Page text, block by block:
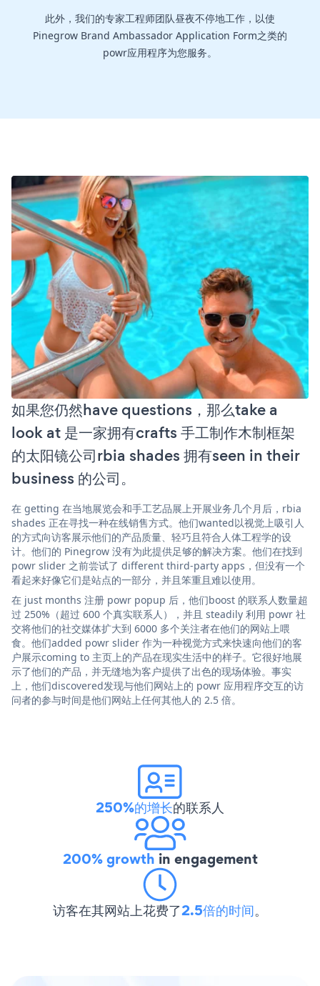
此外，我们的专家工程师团队昼夜不停地工作，以使
Pinegrow Brand Ambassador Application Form之类的
powr应用程序为您服务。
如果您仍然have questions，那么take a
look at 是一家拥有crafts 手工制作木制框架
的太阳镜公司rbia shades 拥有seen in their
business 的公司。
在 getting 在当地展览会和手工艺品展上开展业务几个月后，rbia
shades 正在寻找一种在线销售方式。他们wanted以视觉上吸引人
的方式向访客展示他们的产品质量、轻巧且符合人体工程学的设
计。他们的 Pinegrow 没有为此提供足够的解决方案。他们在找到
powr slider 之前尝试了 different third-party apps，但没有一个
看起来好像它们是站点的一部分，并且笨重且难以使用。
在 just months 注册 powr popup 后，他们boost 的联系人数量超
过 250%（超过 600 个真实联系人），并且 steadily 利用 powr 社
交将他们的社交媒体扩大到 6000 多个关注者在他们的网站上喂
食。他们added powr slider 作为一种视觉方式来快速向他们的客
户展示coming to 主页上的产品在现实生活中的样子。它很好地展
示了他们的产品，并无缝地为客户提供了出色的现场体验。事实
上，他们discovered发现与他们网站上的 powr 应用程序交互的访
问者的参与时间是他们网站上任何其他人的 2.5 倍。
250%的增长的联系人
200% growth in engagement
访客在其网站上花费了2.5倍的时间。